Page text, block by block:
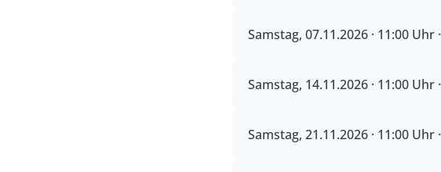
Samstag, 07.11.2026 · 11:00 Uhr ·
Samstag, 14.11.2026 · 11:00 Uhr ·
Samstag, 21.11.2026 · 11:00 Uhr ·